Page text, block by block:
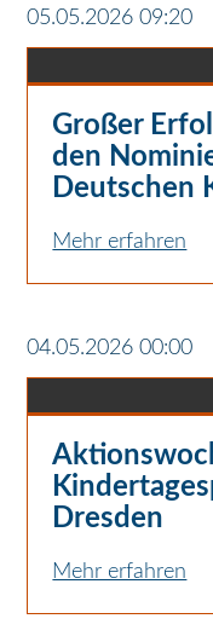
05.05.2026 09:20
Großer
den
Deutschen
Mehr erfahren
04.05.2026 00:00
Dresden
Mehr erfahren